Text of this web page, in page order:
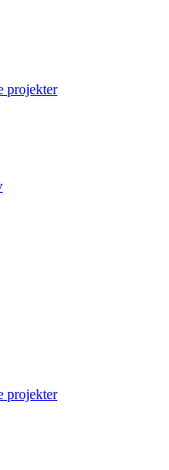
projekter
projekter